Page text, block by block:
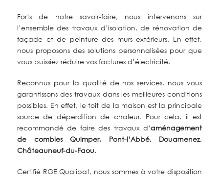
Forts de notre savoir-faire, nous intervenons
sur
l’ensemble des travaux d’isolation, de rénovation de
façade et de peinture des murs extérieurs. En effet,
nous proposons des solutions personnalisées pourque
vous puissiez réduire vos factures d’électricité.
Reconnus pour la qualité de nos services, nous vous
garantissons des travaux dans les meilleures conditions
possibles. En effet, le toit de la maison est la principale
source de déperdition de chaleur. Pour cela, il est
recommandé de faire des travaux d’aménagement
de comblesQuimper, Pont-l’Abbé, Douarnenez,
Châteauneuf-du-Faou.
Certifié RGE Qualibat, nous sommes à votre disposition